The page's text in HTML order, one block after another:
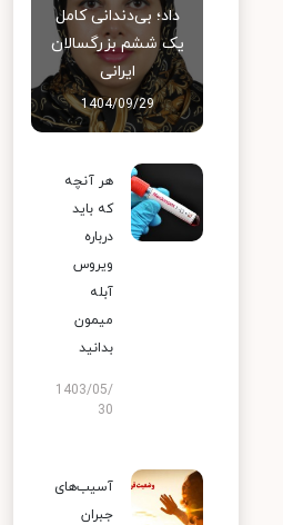
داد؛ بی‌دندانی کامل
یک ششم بزرگسالان
ایرانی
1404/09/29
هر آنچه
که باید
درباره
ویروس
آبله
میمون
بدانید
1403/05/
30
آسیب‌های
جبران